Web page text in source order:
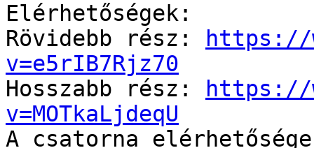
Elérhetőségek:
Rövidebb rész:
https://
v=e5rIB7Rjz70
Hosszabb rész:
https://
v=MOTkaLjdeqU